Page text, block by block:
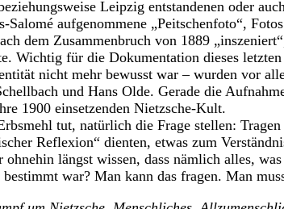
Leipzig entstandenen oder
Salomé aufgenommene „Peitschenfoto“,
dem Zusammenbruch von 1889
Wichtig für die Dokumentation dieses
nicht mehr bewusst war – wurden vor
und Hans Olde. Gerade die
1900 einsetzenden Nietzsche-Kult.
tut, natürlich die Frage stellen:
Reflexion“ dienten, etwas zum
längst wissen, dass nämlich alles,
bestimmt war? Man kann das fragen. Man